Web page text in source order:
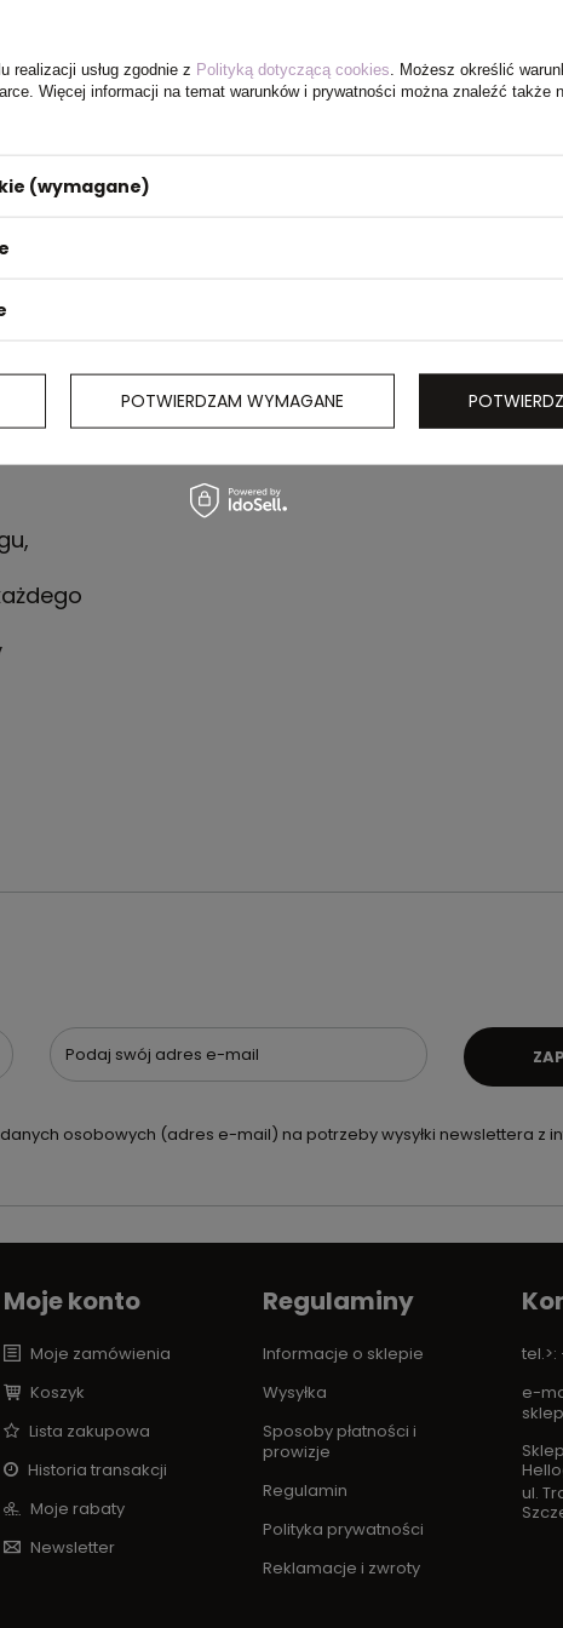
długie
w 70%
Podaj swój adres e-mail
osobowych (adres e-mail) na potrzeby wysyłki newslettera z
Moje konto
Moje zamówienia
Koszyk
Lista zakupowa
Historia transakcji
Moje rabaty
Newsletter
Regulaminy
Informacje o sklepie
Wysyłka
Sposoby płatności i
prowizje
Regulamin
Polityka prywatności
Reklamacje i zwroty
tel.>:
e-
ul.
realizacji usług zgodnie z Polityką dotyczącą cookies . Możesz określić
Więcej informacji na temat warunków i prywatności można znaleźć także
(wymagane)
POTWIERDZAM WYMAGANE